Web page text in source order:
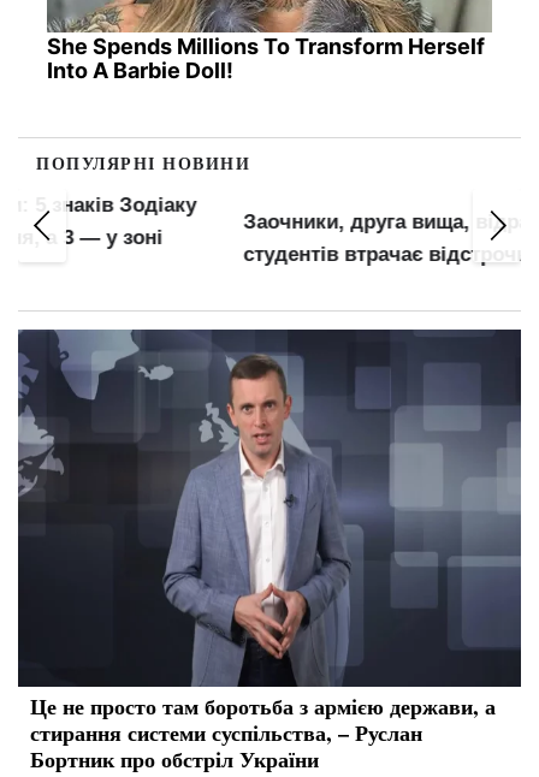
She Spends Millions To Transform Herself
Into A Barbie Doll!
ПОПУЛЯРНІ НОВИНИ
Заочники, друга вища, відраховані: хто зі
студентів втрачає відстрочку від мобілізації
Це не просто там боротьба з армією держави, а
стирання системи суспільства, – Руслан
Бортник про обстріл України